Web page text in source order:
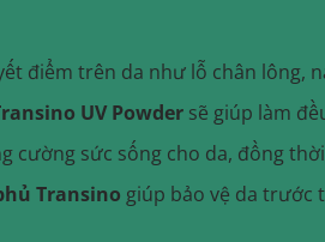
điểm trên da như lỗ chân lông,
UV Powder sẽ giúp làm
cường sức sống cho da, đồng
Transino giúp bảo vệ da trước